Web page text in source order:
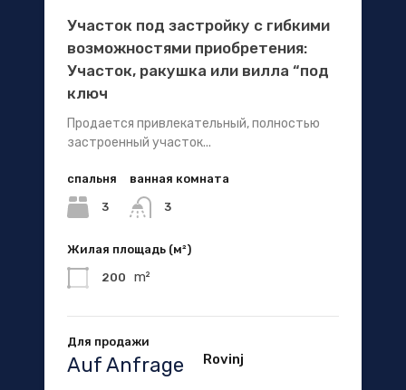
Участок под застройку с гибкими
возможностями приобретения:
Участок, ракушка или вилла “под
ключ
Продается привлекательный, полностью
застроенный участок...
спальня
3
ванная комната
3
Жилая площадь (м²)
200 m²
Для продажи
Auf Anfrage Rovinj